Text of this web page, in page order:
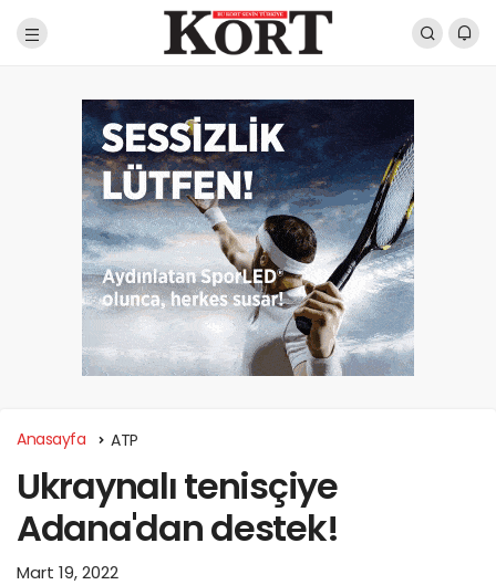
Anasayfa ATP
Ukraynalı tenisçiye
Adana'dan destek!
Mart 19, 2022